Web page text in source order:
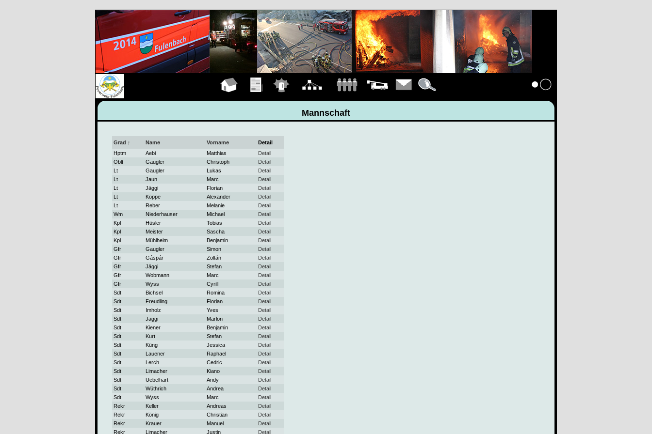
Mannschaft
Grad ↑ Name Vorname
Detail
Hptm
Aebi Matthias
Detail
Oblt
Gaugler Christoph
Detail
Lt
Gaugler Lukas
Detail
Lt
Jaun Marc
Detail
Lt
Jäggi Florian
Detail
Lt
Köppe Alexander
Detail
Lt
Reber Melanie
Detail
Wm
Niederhauser Michael
Detail
Kpl
Hüsler Tobias
Detail
Kpl
Meister Sascha
Detail
Kpl
Mühlheim Benjamin
Detail
Gfr
Gaugler Simon
Detail
Gfr
Gáspár Zoltán
Detail
Gfr
Jäggi Stefan
Detail
Gfr
Wobmann Marc
Detail
Gfr
Wyss Cyrill
Detail
Sdt
Bichsel Romina
Detail
Sdt
Freudling Florian
Detail
Sdt
Imholz Yves
Detail
Sdt
Jäggi Marlon
Detail
Sdt
Kiener Benjamin
Detail
Sdt
Kurt Stefan
Detail
Sdt
Küng Jessica
Detail
Sdt
Lauener Raphael
Detail
Sdt
Lerch Cedric
Detail
Sdt
Limacher Kiano
Detail
Sdt
Uebelhart Andy
Detail
Sdt
Wüthrich Andrea
Detail
Sdt
Wyss Marc
Detail
Rekr
Keller Andreas
Detail
Rekr
König Christian
Detail
Rekr
Krauer Manuel
Detail
Rekr
Limacher Justin Detail